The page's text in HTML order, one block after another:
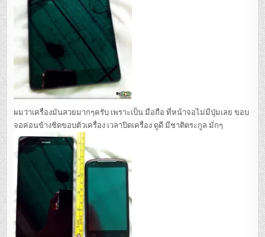
ผมว่าเครื่องมันสวยมากๆครับ เพราะเป็น มือถือ ที่หน้าจอไม่มีปุ่มเลย ขอบ
จอค่อนข้างชิดขอบตัวเครื่อง เวลาปิดเครื่อง ดูดี มีชาติตระกูล มั่กๆ